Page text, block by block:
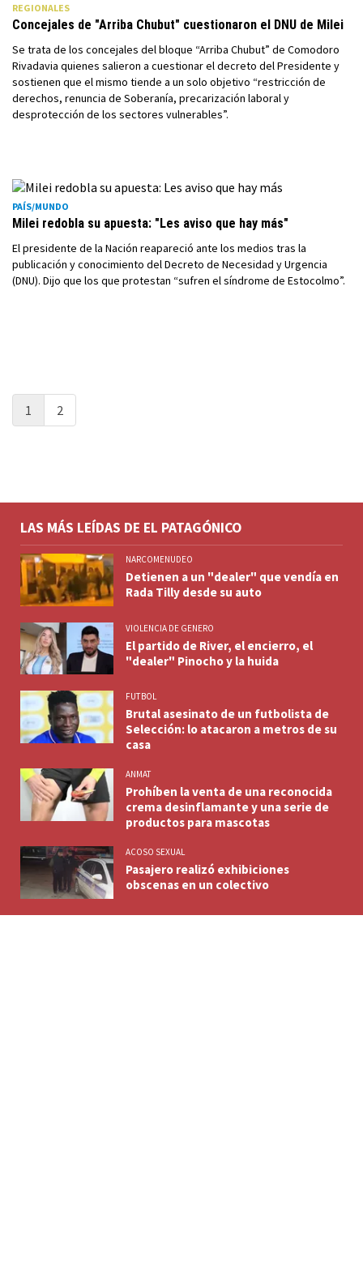
REGIONALES
Concejales de "Arriba Chubut" cuestionaron el DNU de Milei
Se trata de los concejales del bloque “Arriba Chubut” de Comodoro
Rivadavia quienes salieron a cuestionar el decreto del Presidente y
sostienen que el mismo tiende a un solo objetivo “restricción de
derechos, renuncia de Soberanía, precarización laboral y
desprotección de los sectores vulnerables”.
PAÍS/MUNDO
Milei redobla su apuesta: "Les aviso que hay más"
El presidente de la Nación reapareció ante los medios tras la
publicación y conocimiento del Decreto de Necesidad y Urgencia
(DNU). Dijo que los que protestan “sufren el síndrome de Estocolmo”.
1 2
LAS MÁS LEÍDAS DE EL PATAGÓNICO
NARCOMENUDEO
Detienen a un "dealer" que vendía en
Rada Tilly desde su auto
VIOLENCIA DE GENERO
El partido de River, el encierro, el
"dealer" Pinocho y la huida
FUTBOL
Brutal asesinato de un futbolista de
Selección: lo atacaron a metros de su
casa
ANMAT
Prohíben la venta de una reconocida
crema desinflamante y una serie de
productos para mascotas
ACOSO SEXUAL
Pasajero realizó exhibiciones
obscenas en un colectivo